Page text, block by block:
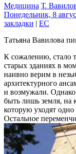
Медицина Т.
Понедельник, 8
закладки | EC
Татьяна Вавилова
К сожалению, стало
старых зданиях в
наивно верим в
архитектурного
и возмужали.
быть лишь земля, на
которую уходят
Остальное